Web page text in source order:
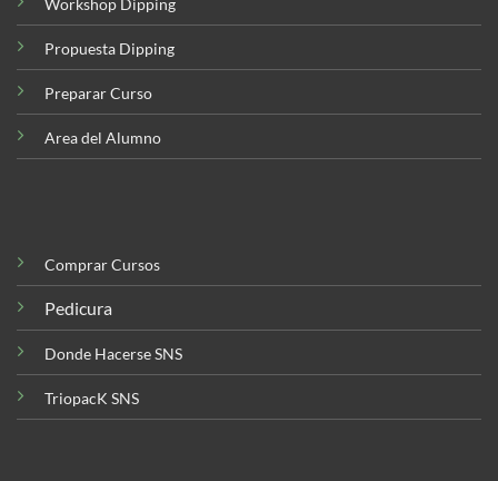
Workshop Dipping
Propuesta Dipping
Preparar Curso
Area del Alumno
Comprar Cursos
Pedicura
Donde Hacerse SNS
TriopacK SNS